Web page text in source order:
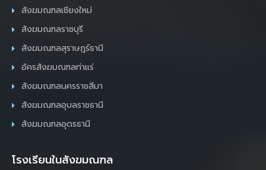
สังฆมณฑลเชียงใหม่
สังฆมณฑลราชบุรี
สังฆมณฑลสุราษฎร์ธานี
อัครสังฆมณฑลท่าแร่
สังฆมณฑลนครราชสีมา
สังฆมณฑลอุบลราชธานี
สังฆมณฑลอุดรธานี
โรงเรียนในสังฆมณฑล